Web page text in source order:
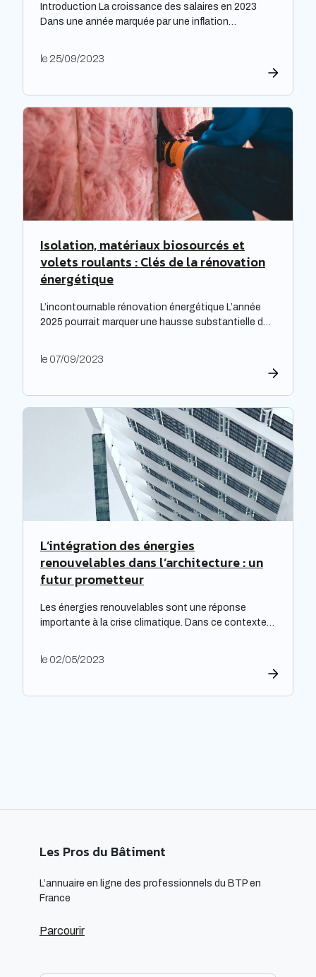
Introduction La croissance des salaires en 2023
Dans une année marquée par une inflation
une inflation hors-norme, les entreprises ont mis la
Expectra dans son 21ème baromètre, évoquant une
progression […]
le 25/09/2023
Isolation, matériaux biosourcés et
volets roulants : Clés de la rénovation
énergétique
L’incontournable rénovation énergétique L’année
2025 pourrait marquer une hausse substantielle des
deviennent alors essentiels pour les propriétaires
tarifs de l’électricité. Cette initiative est
particulièrement cruciale pour les logements
qualifiés de passoires thermiques, qui connaissent
d’importants […]
le 07/09/2023
L’intégration des énergies
renouvelables dans l’architecture : un
futur prometteur
Les énergies renouvelables sont une réponse
importante à la crise climatique. Dans ce contexte,
construction et de l’aménagement des bâtiments.
l’adoption de cette approche, en développant des
le 02/05/2023
Les Pros du Bâtiment
L’annuaire en ligne des professionnels du BTP en
France
Parcourir